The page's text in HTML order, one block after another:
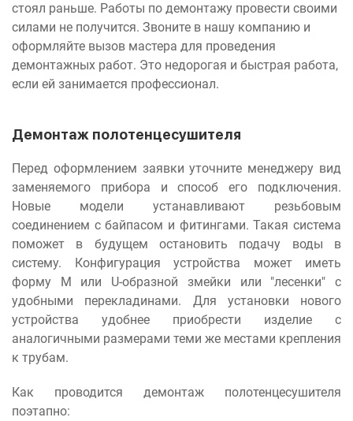
стоял раньше. Работы по демонтажу провести своими
силами не получится. Звоните в нашу компанию и
оформляйте вызов мастера для проведения
демонтажных работ. Это недорогая и быстрая работа,
если ей занимается профессионал.
Демонтаж полотенцесушителя
Перед оформлением заявки уточните менеджеру вид
заменяемого прибора и способ его подключения.
Новые модели устанавливают резьбовым
соединением с байпасом и фитингами. Такая система
поможет в будущем остановить подачу воды в
систему. Конфигурация устройства может иметь
форму М или U-образной змейки или "лесенки" с
удобными перекладинами. Для установки нового
устройства удобнее приобрести изделие с
аналогичными размерами теми же местами крепления
к трубам.
Как проводится демонтаж полотенцесушителя
поэтапно: